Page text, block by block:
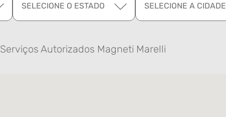
SELECIONE O ESTADO SELECIONE A CIDADE
Serviços Autorizados Magneti Marelli